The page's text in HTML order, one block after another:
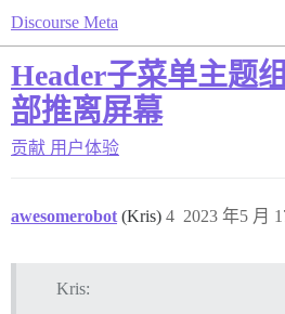
Discourse Meta
Header子菜单主题
部推离屏幕
贡献 用户体验
awesomerobot (Kris) 2023 年5 月
4
Kris: